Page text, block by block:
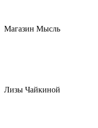
Магазин Мысль
Лизы Чайкиной